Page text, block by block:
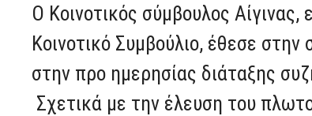
Ο Κοινοτικός σύμβουλος
Κοινοτικό Συμβούλιο, έθεσε
στην προ ημερησίας διάταξης
Σχετικά με την έλευση του